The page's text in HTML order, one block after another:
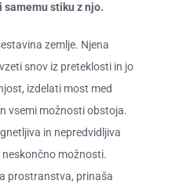
stiku z njo.
zemlje. Njena
snov iz preteklosti in jo
izdelati most med
vsemi možnosti obstoja.
in nepredvidljiva
možnosti.
prostranstva, prinaša